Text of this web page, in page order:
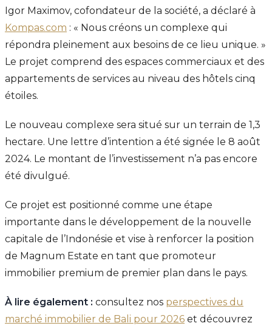
Igor Maximov, cofondateur de la société, a déclaré à
Kompas.com : « Nous créons un complexe qui
répondra pleinement aux besoins de ce lieu unique. »
Le projet comprend des espaces commerciaux et des
appartements de services au niveau des hôtels cinq
étoiles.
Le nouveau complexe sera situé sur un terrain de 1,3
hectare. Une lettre d’intention a été signée le 8 août
2024. Le montant de l’investissement n’a pas encore
été divulgué.
Ce projet est positionné comme une étape
importante dans le développement de la nouvelle
capitale de l’Indonésie et vise à renforcer la position
de Magnum Estate en tant que promoteur
immobilier premium de premier plan dans le pays.
À lire également : consultez nos perspectives du
marché immobilier de Bali pour 2026 et découvrez